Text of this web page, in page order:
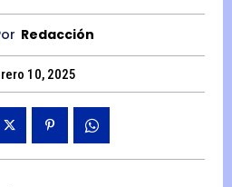
Redacción
10, 2025